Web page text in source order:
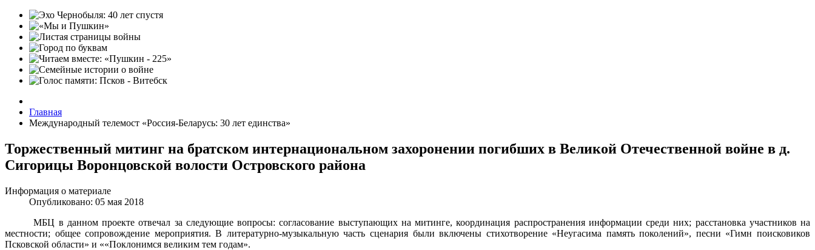
Главная
Международный телемост «Россия-Беларусь: 30 лет единства»
Торжественный митинг на братском интернациональном захоронении погибших в Великой Отечественной войне в д.
Сигорицы Воронцовской волости Островского района
Информация о материале
Опубликовано: 05 мая 2018
МБЦ в данном проекте отвечал за следующие вопросы: согласование выступающих на митинге, координация распространения информации среди них; расстановка участников на
местности; общее сопровождение мероприятия. В литературно-музыкальную часть сценария были включены стихотворение «Неугасима память поколений», песни «Гимн поисковиков
Псковской области» и ««Поклонимся великим тем годам».